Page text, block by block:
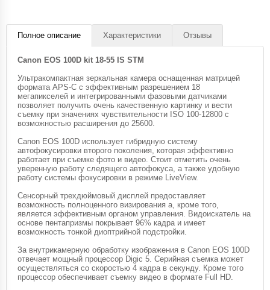
Полное описание Характеристики Отзывы
Canon EOS 100D kit 18-55 IS STM
Ультракомпактная зеркальная камера оснащенная матрицей
формата APS-C с эффективным разрешением 18
мегапикселей и интегрированными фазовыми датчиками
позволяет получить очень качественную картинку и вести
съемку при значениях чувствительности ISO 100-12800 с
возможностью расширения до 25600.
Canon EOS 100D использует гибридную систему
автофокусировки второго поколения, которая эффективно
работает при съемке фото и видео. Стоит отметить очень
уверенную работу следящего автофокуса, а также удобную
работу системы фокусировки в режиме LiveView.
Сенсорный трехдюймовый дисплей предоставляет
возможность полноценного визирования а, кроме того,
является эффективным органом управления. Видоискатель на
основе пентапризмы покрывает 96% кадра и имеет
возможность тонкой диоптрийной подстройки.
За внутрикамерную обработку изображения в Canon EOS 100D
отвечает мощный процессор Digic 5. Серийная съемка может
осуществляться со скоростью 4 кадра в секунду. Кроме того
процессор обеспечивает съемку видео в формате Full HD.